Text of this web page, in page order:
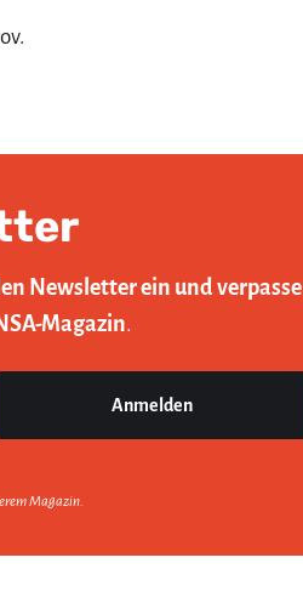
Newsletter ein und verpasse
Magazin.
Magazin.